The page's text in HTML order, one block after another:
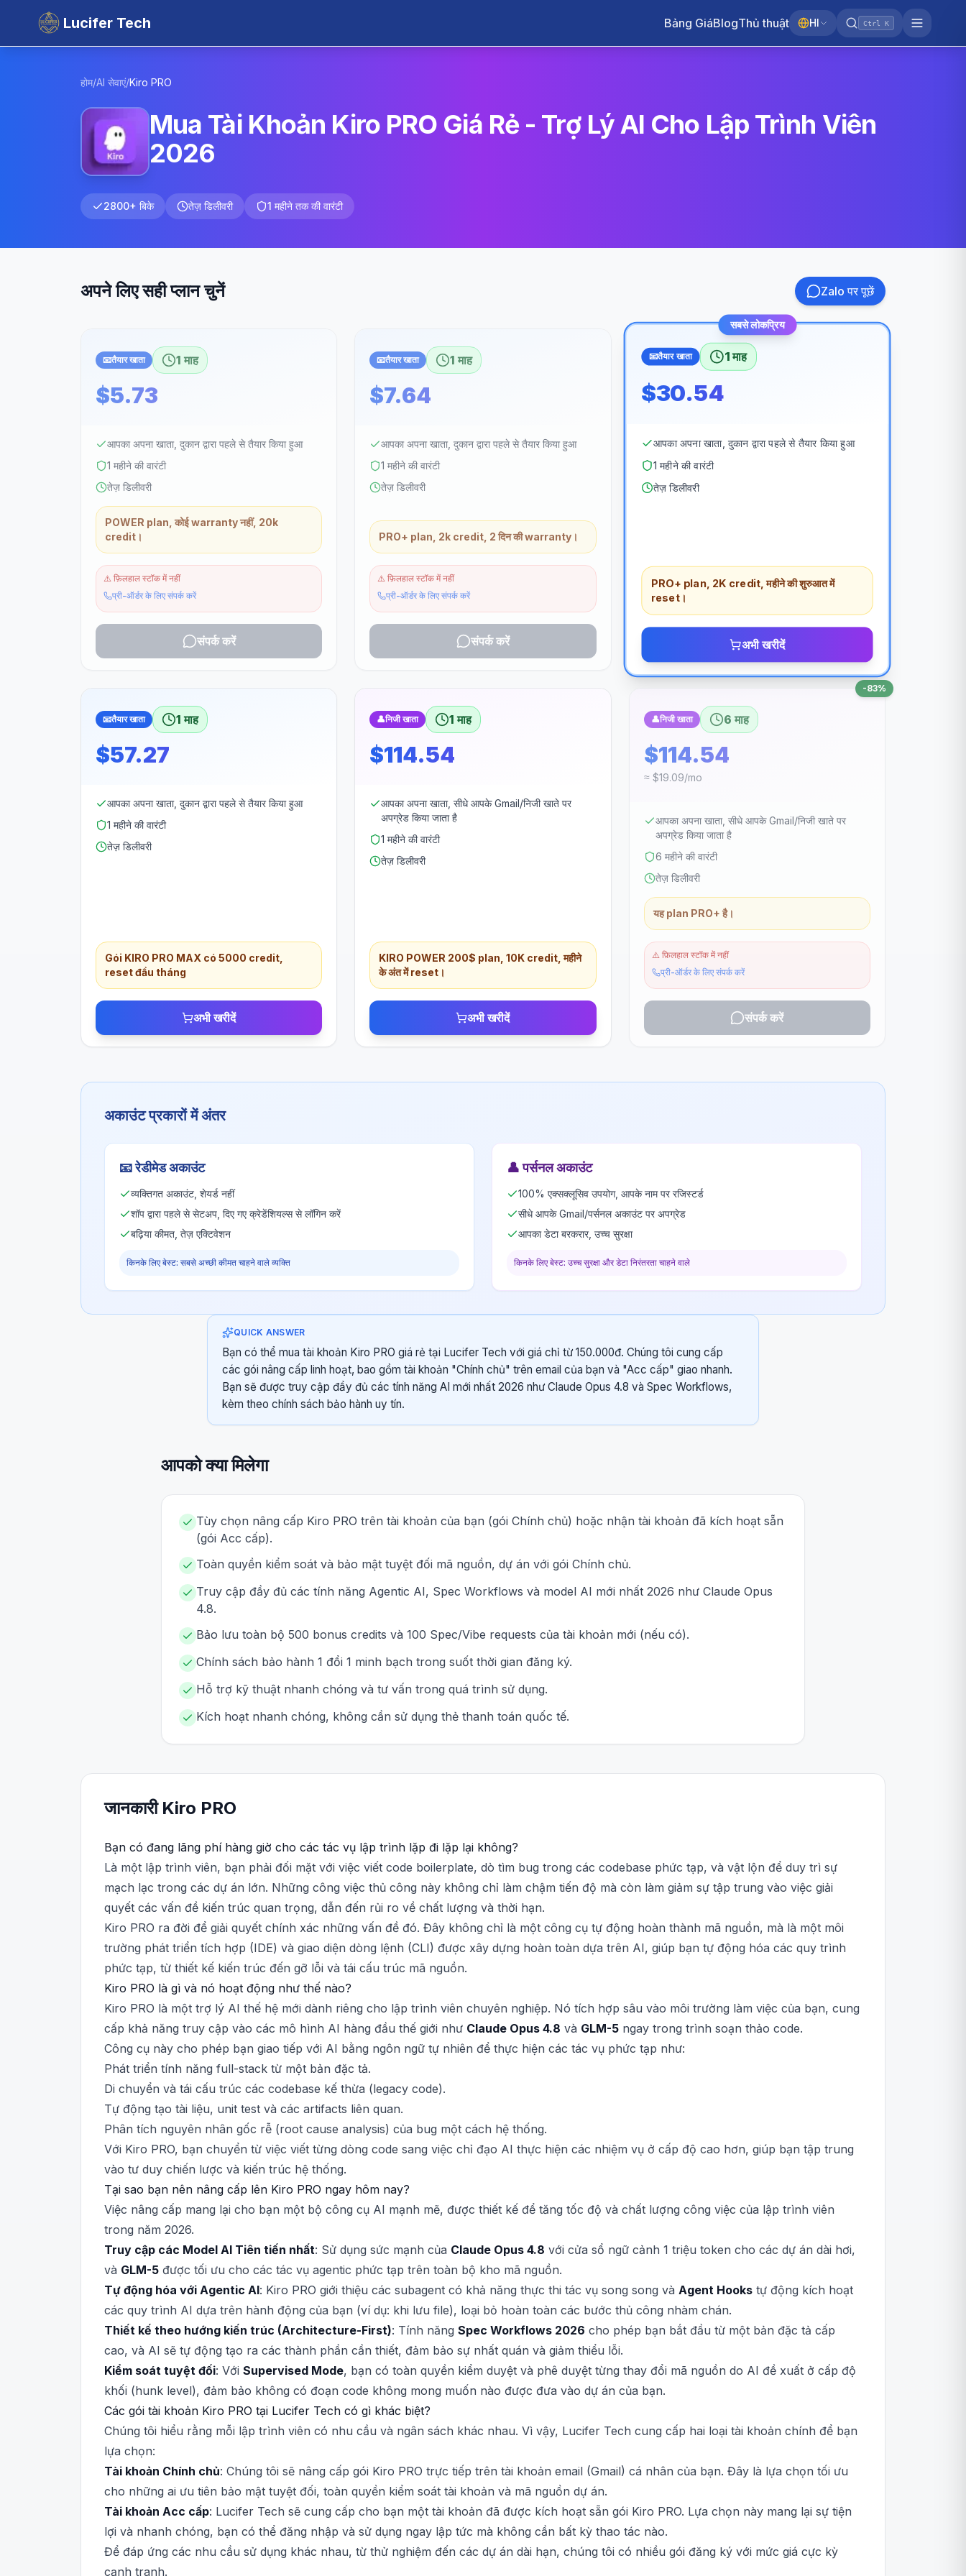
Lucifer Tech Bảng GiáBlogThủ thuật HI Ctrl K
होम/AI सेवाएं/Kiro PRO
Mua Tài Khoản Kiro PRO Giá Rẻ - Trợ Lý AI Cho Lập Trình Viên
2026
2800+ बिके तेज़ डिलीवरी 1 महीने तक की वारंटी
अपने लिए सही प्लान चुनें Zalo पर पूछें
📧तैयार खाता 1 माह
$5.73
आपका अपना खाता, दुकान द्वारा पहले से तैयार किया हुआ
1 महीने की वारंटी
तेज़ डिलीवरी
POWER plan, कोई warranty नहीं, 20k
credit।
⚠️ फ़िलहाल स्टॉक में नहीं
प्री-ऑर्डर के लिए संपर्क करें
संपर्क करें
📧तैयार खाता 1 माह
$7.64
आपका अपना खाता, दुकान द्वारा पहले से तैयार किया हुआ
1 महीने की वारंटी
तेज़ डिलीवरी
PRO+ plan, 2k credit, 2 दिन की warranty।
⚠️फ़िलहाल स्टॉक में नहीं
प्री-ऑर्डर के लिए संपर्क करें
संपर्क करें
सबसे लोकप्रिय
📧तैयार खाता 1 माह
$30.54
आपका अपना खाता, दुकान द्वारा पहले से तैयार किया हुआ
1 महीने की वारंटी
तेज़ डिलीवरी
PRO+ plan, 2K credit, महीने की शुरुआत में
reset।
अभी खरीदें
📧तैयार खाता 1 माह
$57.27
आपका अपना खाता, दुकान द्वारा पहले से तैयार किया हुआ
1 महीने की वारंटी
तेज़ डिलीवरी
Gói KIRO PRO MAX có 5000 credit,
reset đầu tháng
अभी खरीदें
👤निजी खाता 1 माह
$114.54
आपका अपना खाता, सीधे आपके Gmail/निजी खाते पर
अपग्रेड किया जाता है
1 महीने की वारंटी
तेज़ डिलीवरी
KIRO POWER 200$ plan, 10K credit, महीने
के अंत में reset।
अभी खरीदें
-83%
👤निजी खाता 6 माह
$114.54
≈ $19.09/mo
आपका अपना खाता, सीधे आपके Gmail/निजी खाते पर
अपग्रेड किया जाता है
6 महीने की वारंटी
तेज़ डिलीवरी
यह plan PRO+ है।
⚠️ फ़िलहाल स्टॉक में नहीं
प्री-ऑर्डर के लिए संपर्क करें
संपर्क करें
अकाउंट प्रकारों में अंतर
📧रेडीमेड अकाउंट
व्यक्तिगत अकाउंट, शेयर्ड नहीं
शॉप द्वारा पहले से सेटअप, दिए गए क्रेडेंशियल्स से लॉगिन करें
बढ़िया कीमत, तेज़ एक्टिवेशन
किनके लिए बेस्ट: सबसे अच्छी कीमत चाहने वाले व्यक्ति
👤पर्सनल अकाउंट
100% एक्सक्लूसिव उपयोग, आपके नाम पर रजिस्टर्ड
सीधे आपके Gmail/पर्सनल अकाउंट पर अपग्रेड
आपका डेटा बरकरार, उच्च सुरक्षा
किनके लिए बेस्ट: उच्च सुरक्षा और डेटा निरंतरता चाहने वाले
QUICK ANSWER
Bạn có thể mua tài khoản Kiro PRO giá rẻ tại Lucifer Tech với giá chỉ từ 150.000đ. Chúng tôi cung cấp
các gói nâng cấp linh hoạt, bao gồm tài khoản "Chính chủ" trên email của bạn và "Acc cấp" giao nhanh.
Bạn sẽ được truy cập đầy đủ các tính năng AI mới nhất 2026 như Claude Opus 4.8 và Spec Workflows,
kèm theo chính sách bảo hành uy tín.
आपको क्या मिलेगा
Tùy chọn nâng cấp Kiro PRO trên tài khoản của bạn (gói Chính chủ) hoặc nhận tài khoản đã kích hoạt sẵn
(gói Acc cấp).
Toàn quyền kiểm soát và bảo mật tuyệt đối mã nguồn, dự án với gói Chính chủ.
Truy cập đầy đủ các tính năng Agentic AI, Spec Workflows và model AI mới nhất 2026 như Claude Opus
4.8.
Bảo lưu toàn bộ 500 bonus credits và 100 Spec/Vibe requests của tài khoản mới (nếu có).
Chính sách bảo hành 1 đổi 1 minh bạch trong suốt thời gian đăng ký.
Hỗ trợ kỹ thuật nhanh chóng và tư vấn trong quá trình sử dụng.
Kích hoạt nhanh chóng, không cần sử dụng thẻ thanh toán quốc tế.
जानकारी Kiro PRO
Bạn có đang lãng phí hàng giờ cho các tác vụ lập trình lặp đi lặp lại không?
Là một lập trình viên, bạn phải đối mặt với việc viết code boilerplate, dò tìm bug trong các codebase phức tạp, và vật lộn để duy trì sự
mạch lạc trong các dự án lớn. Những công việc thủ công này không chỉ làm chậm tiến độ mà còn làm giảm sự tập trung vào việc giải
quyết các vấn đề kiến trúc quan trọng, dẫn đến rủi ro về chất lượng và thời hạn.
Kiro PRO ra đời để giải quyết chính xác những vấn đề đó. Đây không chỉ là một công cụ tự động hoàn thành mã nguồn, mà là một môi
trường phát triển tích hợp (IDE) và giao diện dòng lệnh (CLI) được xây dựng hoàn toàn dựa trên AI, giúp bạn tự động hóa các quy trình
phức tạp, từ thiết kế kiến trúc đến gỡ lỗi và tái cấu trúc mã nguồn.
Kiro PRO là gì và nó hoạt động như thế nào?
Kiro PRO là một trợ lý AI thế hệ mới dành riêng cho lập trình viên chuyên nghiệp. Nó tích hợp sâu vào môi trường làm việc của bạn, cung
cấp khả năng truy cập vào các mô hình AI hàng đầu thế giới như Claude Opus 4.8 và GLM-5 ngay trong trình soạn thảo code.
Công cụ này cho phép bạn giao tiếp với AI bằng ngôn ngữ tự nhiên để thực hiện các tác vụ phức tạp như:
Phát triển tính năng full-stack từ một bản đặc tả.
Di chuyển và tái cấu trúc các codebase kế thừa (legacy code).
Tự động tạo tài liệu, unit test và các artifacts liên quan.
Phân tích nguyên nhân gốc rễ (root cause analysis) của bug một cách hệ thống.
Với Kiro PRO, bạn chuyển từ việc viết từng dòng code sang việc chỉ đạo AI thực hiện các nhiệm vụ ở cấp độ cao hơn, giúp bạn tập trung
vào tư duy chiến lược và kiến trúc hệ thống.
Tại sao bạn nên nâng cấp lên Kiro PRO ngay hôm nay?
Việc nâng cấp mang lại cho bạn một bộ công cụ AI mạnh mẽ, được thiết kế để tăng tốc độ và chất lượng công việc của lập trình viên
trong năm 2026.
Truy cập các Model AI Tiên tiến nhất: Sử dụng sức mạnh của Claude Opus 4.8 với cửa sổ ngữ cảnh 1 triệu token cho các dự án dài hơi,
và GLM-5 được tối ưu cho các tác vụ agentic phức tạp trên toàn bộ kho mã nguồn.
Tự động hóa với Agentic AI: Kiro PRO giới thiệu các subagent có khả năng thực thi tác vụ song song và Agent Hooks tự động kích hoạt
các quy trình AI dựa trên hành động của bạn (ví dụ: khi lưu file), loại bỏ hoàn toàn các bước thủ công nhàm chán.
Thiết kế theo hướng kiến trúc (Architecture-First): Tính năng Spec Workflows 2026 cho phép bạn bắt đầu từ một bản đặc tả cấp
cao, và AI sẽ tự động tạo ra các thành phần cần thiết, đảm bảo sự nhất quán và giảm thiểu lỗi.
Kiểm soát tuyệt đối: Với Supervised Mode, bạn có toàn quyền kiểm duyệt và phê duyệt từng thay đổi mã nguồn do AI đề xuất ở cấp độ
khối (hunk level), đảm bảo không có đoạn code không mong muốn nào được đưa vào dự án của bạn.
Các gói tài khoản Kiro PRO tại Lucifer Tech có gì khác biệt?
Chúng tôi hiểu rằng mỗi lập trình viên có nhu cầu và ngân sách khác nhau. Vì vậy, Lucifer Tech cung cấp hai loại tài khoản chính để bạn
lựa chọn:
Tài khoản Chính chủ: Chúng tôi sẽ nâng cấp gói Kiro PRO trực tiếp trên tài khoản email (Gmail) cá nhân của bạn. Đây là lựa chọn tối ưu
cho những ai ưu tiên bảo mật tuyệt đối, toàn quyền kiểm soát tài khoản và mã nguồn dự án.
Tài khoản Acc cấp: Lucifer Tech sẽ cung cấp cho bạn một tài khoản đã được kích hoạt sẵn gói Kiro PRO. Lựa chọn này mang lại sự tiện
lợi và nhanh chóng, bạn có thể đăng nhập và sử dụng ngay lập tức mà không cần bất kỳ thao tác nào.
Để đáp ứng các nhu cầu sử dụng khác nhau, từ thử nghiệm đến các dự án dài hạn, chúng tôi có nhiều gói đăng ký với mức giá cực kỳ
cạnh tranh.